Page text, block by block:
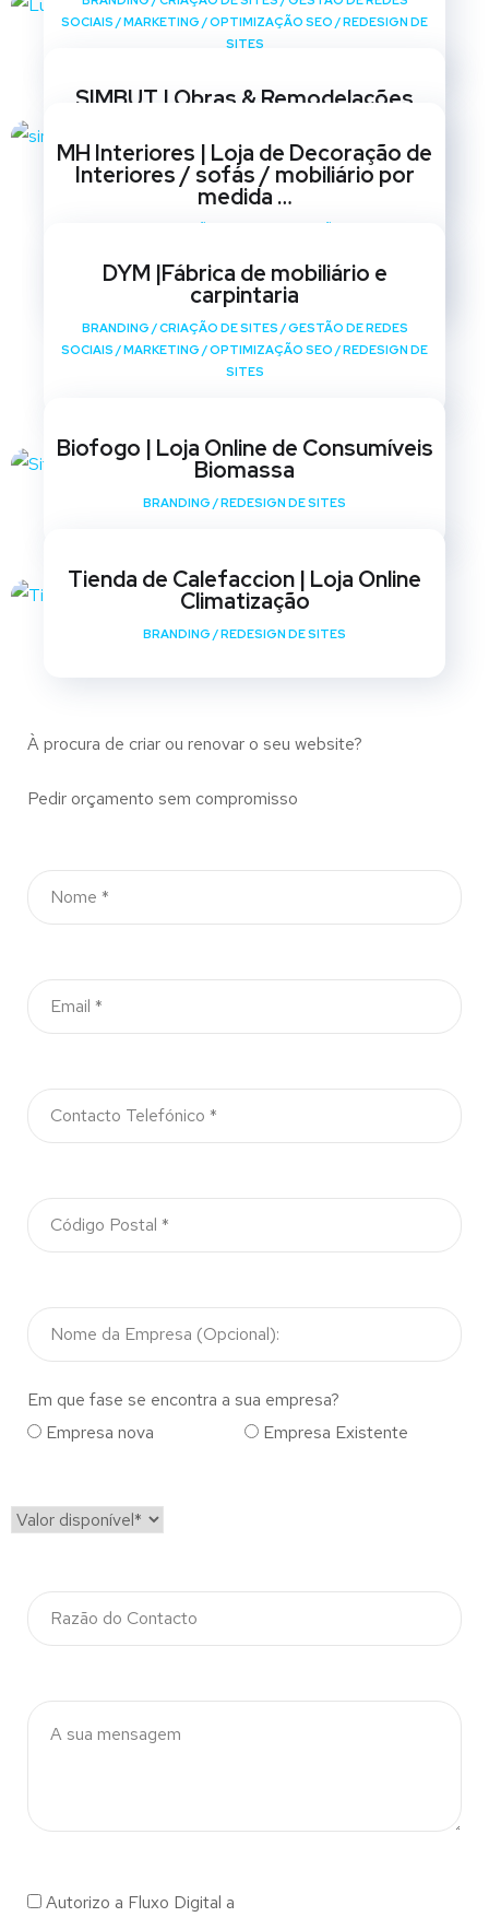
SOCIAIS /MARKETING /OPTIMIZAÇÃO SEO /REDESIGN DE
SITES
SIMBUT | Obras & Remodelações
SOCIAIS /MARKETING OPTIMIZAÇÃO SEO/ REDESIGN DE
SITES
MH Interiores | Loja de Decoração de
Interiores / sofás / mobiliário por
medida …
SITES
DYM |Fábrica de mobiliário e
carpintaria
BRANDING /CRIAÇÃO DE SITES /GESTÃO DE REDES
SOCIAIS /MARKETING /OPTIMIZAÇÃO SEO /REDESIGN DE
SITES
Biofogo | Loja Online de Consumíveis
Biomassa
BRANDING /REDESIGN DE SITES
Tienda de Calefaccion | Loja Online
Climatização
BRANDING /REDESIGN DE SITES
À procura de criar ou renovar o seu website?
Pedir orçamento sem compromisso
Em que fase se encontra a sua empresa?
Empresa nova
Empresa Existente
Autorizo a Fluxo Digital a